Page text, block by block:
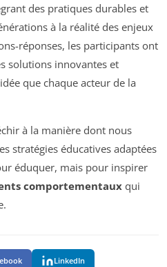
des pratiques durables et
à la réalité des enjeux
réponses, les participants ont
solutions innovantes et
que chaque acteur de la
à la manière dont nous
stratégies éducatives adaptées
éduquer, mais pour inspirer
comportementaux qui
LinkedIn